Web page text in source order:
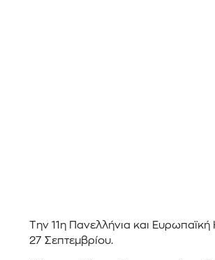
Την 11η Πανελλήνια και
27 Σεπτεμβρίου.